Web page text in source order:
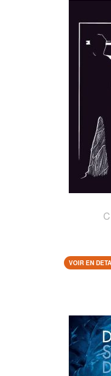
VOIR EN